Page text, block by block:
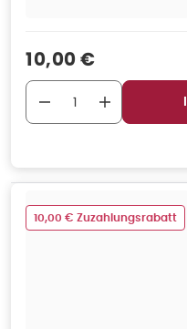
Verkaufspreis
10,00 €
10,00 € Zuzahlungsrabatt